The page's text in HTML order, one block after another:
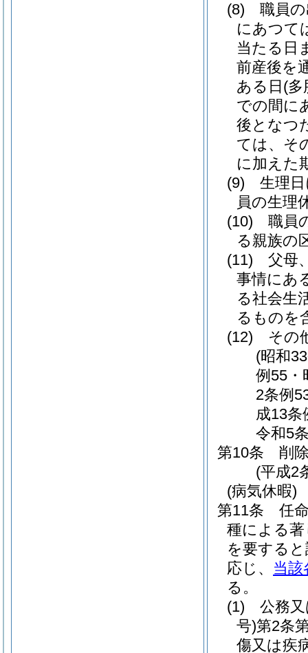
(8)
職員
にあつて
当たる日
前産後を
ある日 (多
での間に
後となつ
ては、そ
に加えた
(9)
生理
員の生理
(10)
職員
る親族の
(11)
父母
事情にあ
る社会生
るものを
(12)
その
(昭和
例55・
2条例
成13条
令和5
第10条
削
(平成2
(病気休暇)
第11条
任
種による
を要する
応じ、 当該
る。
(1)
公務
号)第2条
傷又は疾